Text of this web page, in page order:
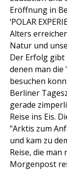
Eröffnung in
‘POLAR
Alters
Natur und
Der Erfolg gibt
denen man die
besuchen
Berliner
gerade
Reise ins Eis.
"Arktis zum
und kam zu
Reise, die
Morgenpost